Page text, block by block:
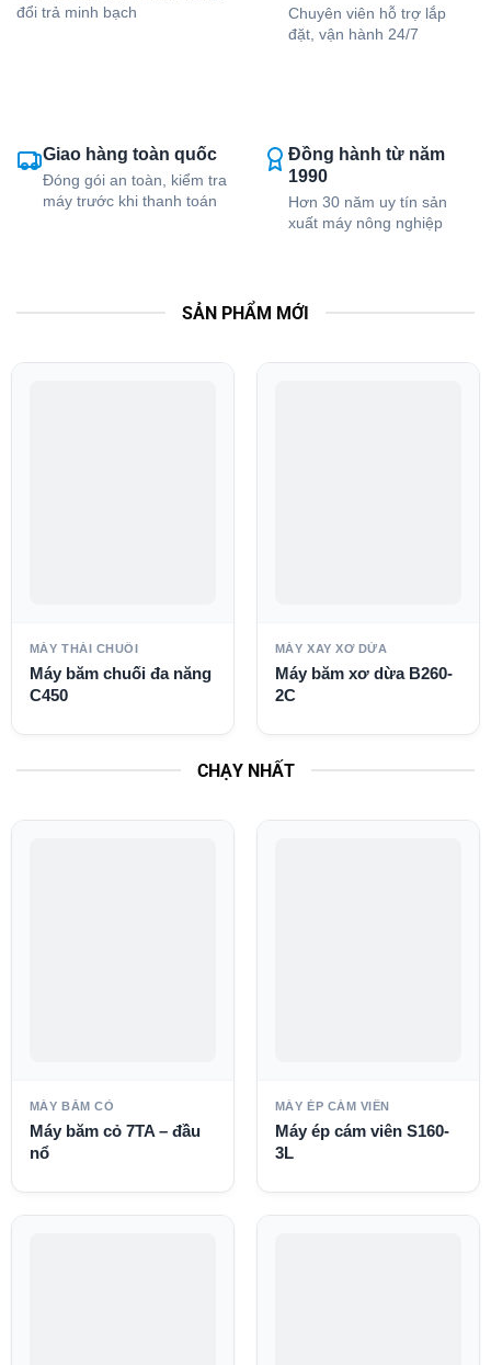
đổi trả minh bạch
Chuyên viên hỗ trợ lắp
đặt, vận hành 24/7
Giao hàng toàn quốc
Đóng gói an toàn, kiểm tra
máy trước khi thanh toán
Đồng hành từ năm
1990
Hơn 30 năm uy tín sản
xuất máy nông nghiệp
SẢN PHẨM MỚI
MÁY THÁI CHUỐI
Máy băm chuối đa năng
C450
MÁY XAY XƠ DỪA
Máy băm xơ dừa B260-
2C
CHẠY NHẤT
MÁY BĂM CỎ
Máy băm cỏ 7TA – đầu
nổ
MÁY ÉP CÁM VIÊN
Máy ép cám viên S160-
3L